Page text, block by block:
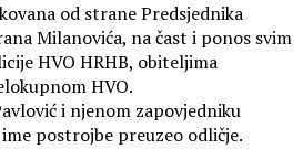
od strane Predsjednika
Milanovića, na čast i ponos svim
HVO HRHB, obiteljima
HVO.
i njenom zapovjedniku
postrojbe preuzeo odličje.